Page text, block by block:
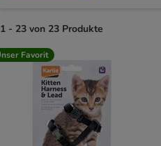
1 - 23 von 23 Produkte
product items have been changed
Favorit